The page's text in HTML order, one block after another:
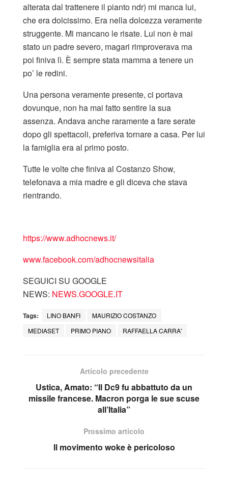
alterata dal trattenere il pianto ndr) mi manca lui,
che era dolcissimo. Era nella dolcezza veramente
struggente. Mi mancano le risate. Lui non è mai
stato un padre severo, magari rimproverava ma
poi finiva lì. È sempre stata mamma a tenere un
po’ le redini.
Una persona veramente presente, ci portava
dovunque, non ha mai fatto sentire la sua
assenza. Andava anche raramente a fare serate
dopo gli spettacoli, preferiva tornare a casa. Per lui
la famiglia era al primo posto.
Tutte le volte che finiva al Costanzo Show,
telefonava a mia madre e gli diceva che stava
rientrando.
https://www.adhocnews.it/
www.facebook.com/adhocnewsitalia
SEGUICI SU GOOGLE
NEWS: NEWS.GOOGLE.IT
Tags: LINO BANFI
MAURIZIO COSTANZO
MEDIASET
PRIMO PIANO RAFFAELLA CARRA'
Articolo precedente
Ustica, Amato: “Il Dc9 fu abbattuto da un
missile francese. Macron porga le sue scuse
all’Italia”
Prossimo articolo
Il movimento woke è pericoloso